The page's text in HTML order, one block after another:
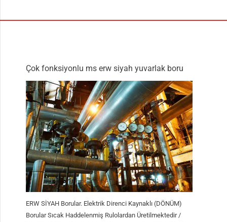
Çok fonksiyonlu ms erw siyah yuvarlak boru
ERW SİYAH Borular. Elektrik Direnci Kaynaklı (DÖNÜM)
Borular Sıcak Haddelenmiş Rulolardan Üretilmektedir /